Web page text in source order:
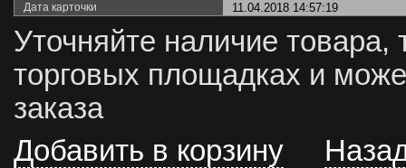
Дата карточки 11.04.2018 14:57:19
Уточняйте наличие товара,
торговых площадках и
заказа
Добавить в корзину